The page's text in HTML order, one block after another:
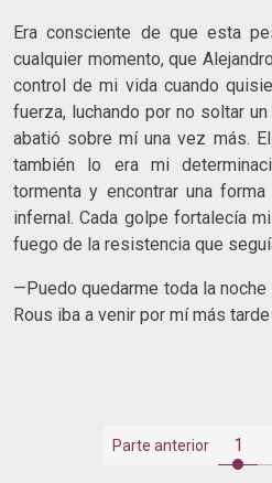
Era consciente de que esta
cualquier momento, que
control de mi vida cuando
fuerza, luchando por no soltar
abatió sobre mí una vez más.
también lo era mi
tormenta y encontrar una
infernal. Cada golpe fortalecía
fuego de la resistencia que
—Puedo quedarme toda la
Rous iba a venir por mí más
Parte anterior 1